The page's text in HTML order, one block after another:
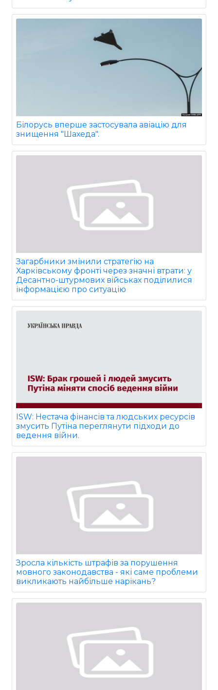
Білорусь вперше застосувала авіацію для
знищення "Шахеда".
Загарбники змінили стратегію на
Харківському фронті через значні втрати: у
Десантно-штурмових військах поділилися
інформацією про ситуацію
ISW: Нестача фінансів та людських ресурсів
змусить Путіна переглянути підходи до
ведення війни.
Зросла кількість штрафів за порушення
мовного законодавства - які саме проблеми
викликають найбільше нарікань?